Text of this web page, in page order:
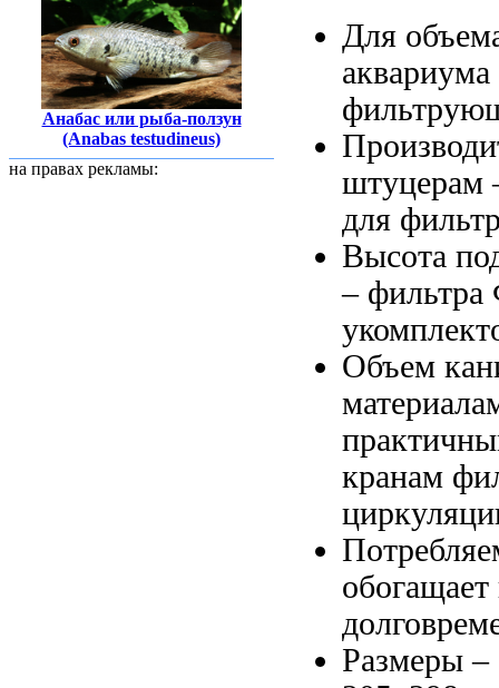
Анабас или рыба-ползун
(Anabas testudineus)
на правах рекламы:
Для
штуцерам
для
Высота
– фильтра
Объем
кранам
Размеры –